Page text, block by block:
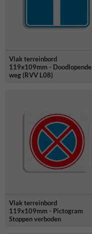
Vlak terreinbord
119x109mm - Doodlopende
weg (RVV L08)
Vlak terreinbord
119x109mm - Pictogram
Stoppen verboden